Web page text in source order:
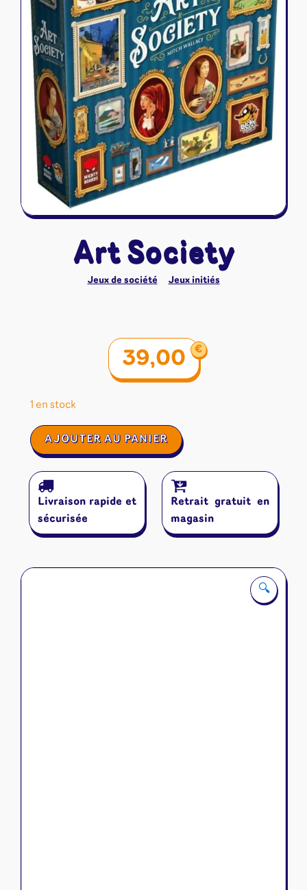
Naruto Mythos
Autres
Tapis de jeu
🔍
Art Society
Jeux de société Jeux initiés
39,00 €
1 en stock
quantité
de
Society
AJOUTER AU PANIER
Livraison rapide et
sécurisée
Retrait gratuit en
magasin